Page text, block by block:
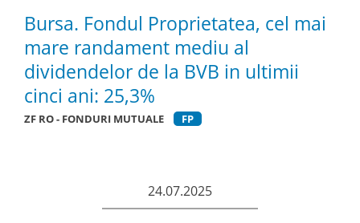
Bursa. Fondul Proprietatea, cel mai
mare randament mediu al
dividendelor de la BVB in ultimii
cinci ani: 25,3%
ZF RO - FONDURI MUTUALE FP
24.07.2025